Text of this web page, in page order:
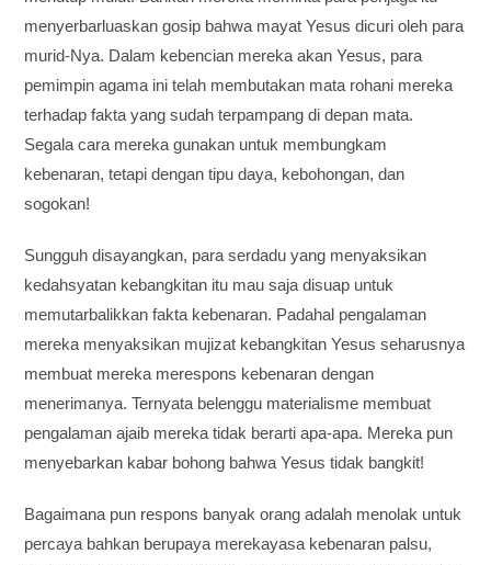
menyerbarluaskan gosip bahwa mayat Yesus dicuri oleh para
murid-Nya. Dalam kebencian mereka akan Yesus, para
pemimpin agama ini telah membutakan mata rohani mereka
terhadap fakta yang sudah terpampang di depan mata.
Segala cara mereka gunakan untuk membungkam
kebenaran, tetapi dengan tipu daya, kebohongan, dan
sogokan!
Sungguh disayangkan, para serdadu yang menyaksikan
kedahsyatan kebangkitan itu mau saja disuap untuk
memutarbalikkan fakta kebenaran. Padahal pengalaman
mereka menyaksikan mujizat kebangkitan Yesus seharusnya
membuat mereka merespons kebenaran dengan
menerimanya. Ternyata belenggu materialisme membuat
pengalaman ajaib mereka tidak berarti apa-apa. Mereka pun
menyebarkan kabar bohong bahwa Yesus tidak bangkit!
Bagaimana pun respons banyak orang adalah menolak untuk
percaya bahkan berupaya merekayasa kebenaran palsu,